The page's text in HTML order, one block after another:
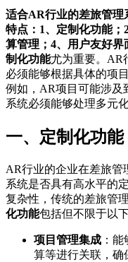
适合AR行业的差旅管理
特点：1、定制化功能
算管理；4、用户友好界
制化功能尤为重要。AR
必须能够根据具体的项
例如，AR项目可能涉及
系统必须能够处理多元
一、定制化功能
AR行业的企业在差旅管
系统是否具有高水平的
复杂性，传统的差旅管
化功能包括但不限于以
项目管理集成 ：
算等进行关联，确